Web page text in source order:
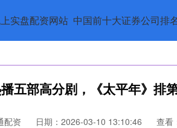
实盘配资网站 中国前十大证券公司排
五部高分剧，《太平年》排
配资 日期：2026-03-10 13:10:46 查看